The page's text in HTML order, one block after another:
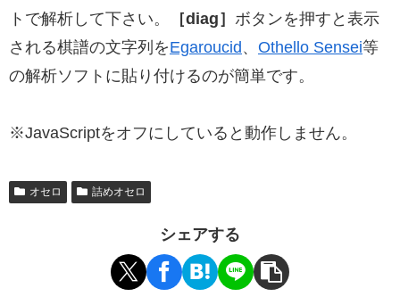
トで解析して下さい。
［diag］ ボタンを押すと表示
される棋譜の文字列をEgaroucid、 Othello Sensei等
の解析ソフトに貼り付けるのが簡単です。
※JavaScriptをオフにしていると動作しません。
オセロ 詰めオセロ
シェアする